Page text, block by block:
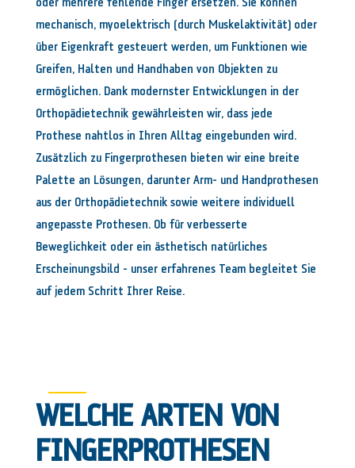
oder mehrere fehlende Finger ersetzen. Sie können
mechanisch, myoelektrisch (durch Muskelaktivität) oder
über Eigenkraft gesteuert werden, um Funktionen wie
Greifen, Halten und Handhaben von Objekten zu
ermöglichen. Dank modernster Entwicklungen in der
Orthopädietechnikgewährleisten wir, dass jede
Prothese nahtlos in Ihren Alltag eingebunden wird.
Zusätzlich zu Fingerprothesen bieten wir eine breite
Palette an Lösungen, darunter Arm- und Handprothesen
aus der Orthopädietechnik sowie weitere individuell
angepasste Prothesen. Ob für verbesserte
Beweglichkeit oder ein ästhetisch natürliches
Erscheinungsbild – unser erfahrenes Team begleitet Sie
auf jedem Schritt Ihrer Reise.
WELCHE ARTEN VON
FINGERPROTHESEN